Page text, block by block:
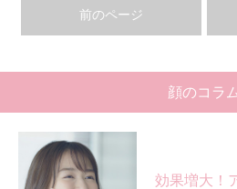
前のページ
顔のコラ
効果増大！